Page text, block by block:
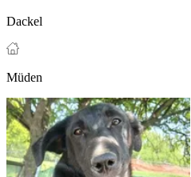
Dackel
Müden